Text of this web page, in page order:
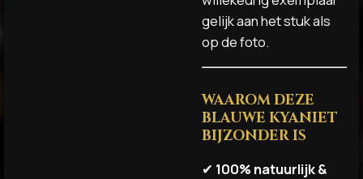
gelijk aan het stuk als
op de foto.
WAAROM DEZE
BLAUWE KYANIET
BIJZONDER IS
✔ 100% natuurlijk &